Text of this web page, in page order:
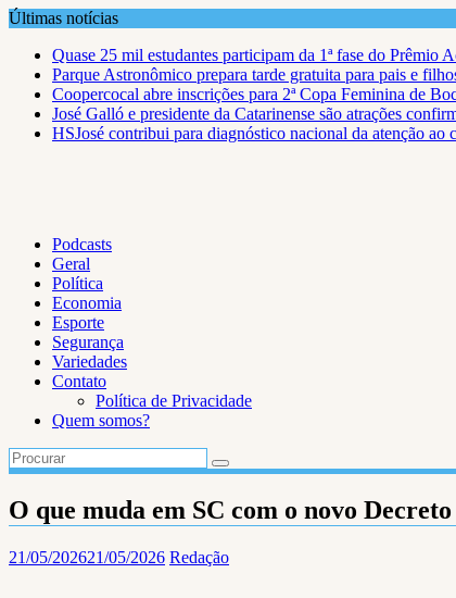
Skip
content
Últimas notícias
Quase 25 mil estudantes participam da 1ª fase do Prêmio
Parque Astronômico prepara tarde gratuita para pais e
Coopercocal abre inscrições para 2ª Copa Feminina de
José Galló e presidente da Catarinense são atrações
HSJosé contribui para diagnóstico nacional da atenção ao
Podcasts
Geral
Política
Economia
Esporte
Segurança
Variedades
Contato
Política de Privacidade
Quem somos?
O que muda em SC com o novo
21/05/202621/05/2026 Redação